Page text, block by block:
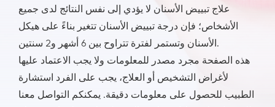
علاج تبييض الأسنان لا يؤدي إلى نفس النتائج لدى جميع
الأشخاص؛ فإن درجة تبييض الأسنان تتغير بناءً على هيكل
الأسنان وتستمر لفترة تتراوح بين 6 أشهر و2 سنتين.
هذه الصفحة مجرد مصدر للمعلومات ولا يجب الاعتماد عليها
لأغراض التشخيص أو العلاج، يجب على الفرد استشارة
الطبيب للحصول على معلومات دقيقة. يمكنكم التواصل معنا